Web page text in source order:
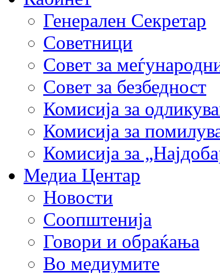
Генерален Секретар
Советници
Совет за
Совет за безбедност
Комисија за
Комисија за
Комисија за
Медиа Центар
Новости
Соопштенија
Говори и обраќања
Во медиумите